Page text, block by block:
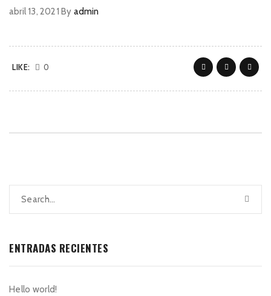
abril 13, 2021 By admin
LIKE: 0
ENTRADAS RECIENTES
Hello world!